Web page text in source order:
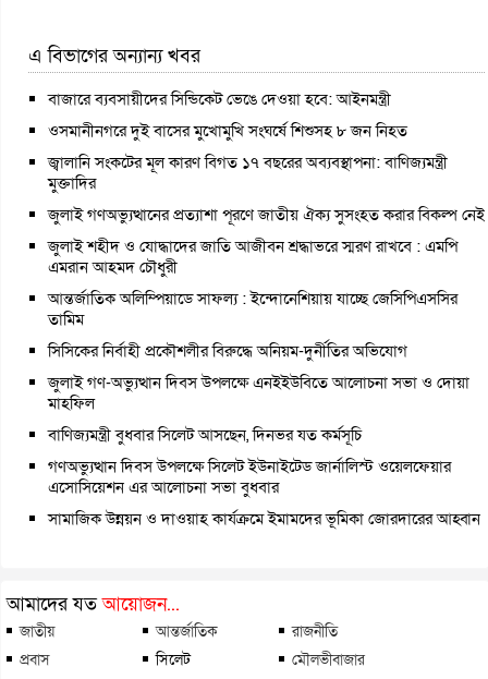
এ বিভাগের অন্যান্য খবর
বাজারে ব্যবসায়ীদের সিন্ডিকেট ভেঙে দেওয়া হবে: আইনমন্ত্রী
ওসমানীনগরে দুই বাসের মুখোমুখি সংঘর্ষে শিশুসহ ৮ জন নিহত
জ্বালানি সংকটের মূল কারণ বিগত ১৭ বছরের অব্যবস্থাপনা: বাণিজ্যমন্ত্রী
মুক্তাদির
জুলাই গণঅভ্যুত্থানের প্রত্যাশা পূরণে জাতীয় ঐক্য সুসংহত করার বিকল্প নেই
জুলাই শহীদ ও যোদ্ধাদের জাতি আজীবন শ্রদ্ধাভরে স্মরণ রাখবে : এমপি
এমরান আহমদ চৌধুরী
আন্তর্জাতিক অলিম্পিয়াডে সাফল্য : ইন্দোনেশিয়ায় যাচ্ছে জেসিপিএসসির
তামিম
সিসিকের নির্বাহী প্রকৌশলীর বিরুদ্ধে অনিয়ম-দুর্নীতির অভিযোগ
জুলাই গণ-অভ্যুত্থান দিবস উপলক্ষে এনইইউবিতে আলোচনা সভা ও দোয়া
মাহফিল
বাণিজ্যমন্ত্রী বুধবার সিলেট আসছেন, দিনভর যত কর্মসূচি
গণঅভ্যুত্থান দিবস উপলক্ষে সিলেট ইউনাইটেড জার্নালিস্ট ওয়েলফেয়ার
এসোসিয়েশন এর আলোচনা সভা বুধবার
সামাজিক উন্নয়ন ও দাওয়াহ কার্যক্রমে ইমামদের ভূমিকা জোরদারের আহ্বান
আমাদের যতআয়োজন...
জাতীয় আন্তর্জাতিক
রাজনীতি
প্রবাস
সিলেট
মৌলভীবাজার